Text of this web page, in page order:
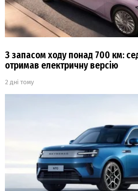
З запасом ходу понад 700 км:
отримав електричну версію
2 дні тому